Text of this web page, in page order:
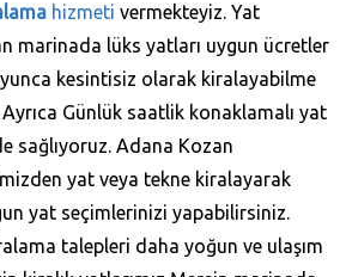
hizmeti vermekteyiz. Yat
marinada lüks yatları uygun ücretler
kesintisiz olarak kiralayabilme
Günlük saatlik konaklamalı yat
sağlıyoruz. Adana Kozan‎
yat veya tekne kiralayarak
yat seçimlerinizi yapabilirsiniz.
talepleri daha yoğun ve ulaşım